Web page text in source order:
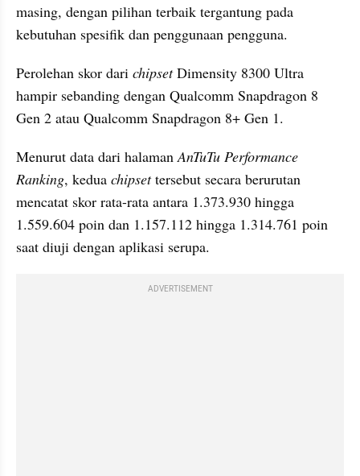
masing, dengan pilihan terbaik tergantung pada
kebutuhan spesifik dan penggunaan pengguna.
Perolehan skor dari chipset Dimensity 8300 Ultra
hampir sebanding dengan Qualcomm Snapdragon 8
Gen 2 atau Qualcomm Snapdragon 8+ Gen 1.
Menurut data dari halaman AnTuTu Performance
Ranking, kedua chipset tersebut secara berurutan
mencatat skor rata-rata antara 1.373.930 hingga
1.559.604 poin dan 1.157.112 hingga 1.314.761 poin
saat diuji dengan aplikasi serupa.
ADVERTISEMENT